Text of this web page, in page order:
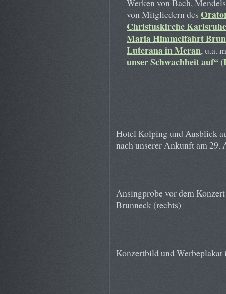
Werken von Bach,
von Mitgliedern des
Christuskirche Karlsruhe
Maria Himmelfahrt
Luterana in Meran, u.a.
unser Schwachheit auf“
Hotel Kolping und Ausblick
nach unserer Ankunft am 29.
Ansingprobe vor dem
Brunneck (rechts)
Konzertbild und Werbeplakat